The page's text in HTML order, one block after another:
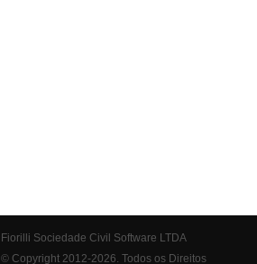
Fiorilli Sociedade Civil Software LTDA
© Copyright 2012-2026. Todos os Direitos